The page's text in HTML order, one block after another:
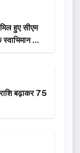
हुए सीएम
का
बढ़ाकर 75